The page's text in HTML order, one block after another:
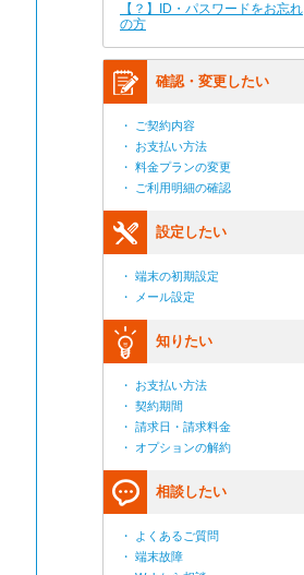
【？】ID・パスワードをお忘れ
の方
確認・変更したい
・ ご契約内容
・ お支払い方法
・ 料金プランの変更
・ ご利用明細の確認
設定したい
・ 端末の初期設定
・ メール設定
知りたい
・ お支払い方法
・ 契約期間
・ 請求日・請求料金
・ オプションの解約
相談したい
・ よくあるご質問
・ 端末故障